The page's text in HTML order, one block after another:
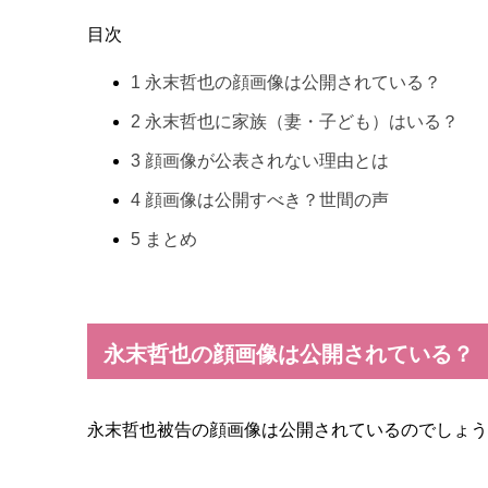
目次
1 永末哲也の顔画像は公開されている？
2 永末哲也に家族（妻・子ども）はいる？
3 顔画像が公表されない理由とは
4 顔画像は公開すべき？世間の声
5 まとめ
永末哲也の顔画像は公開されている？
永末哲也被告の顔画像は公開されているのでしょ